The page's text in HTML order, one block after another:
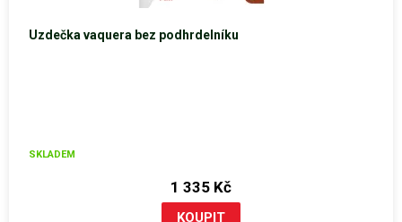
Uzdečka vaquera bez podhrdelníku
SKLADEM
1 335 Kč